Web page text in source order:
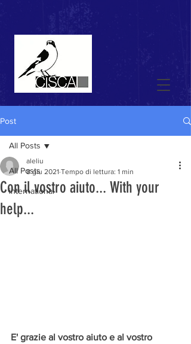
Post
All Posts
international
All Posts
Con il vostro aiuto... With your
help...
aleliu
8 giu 2021 Tempo di lettura: 1 min
E' grazie al vostro aiuto e al vostro